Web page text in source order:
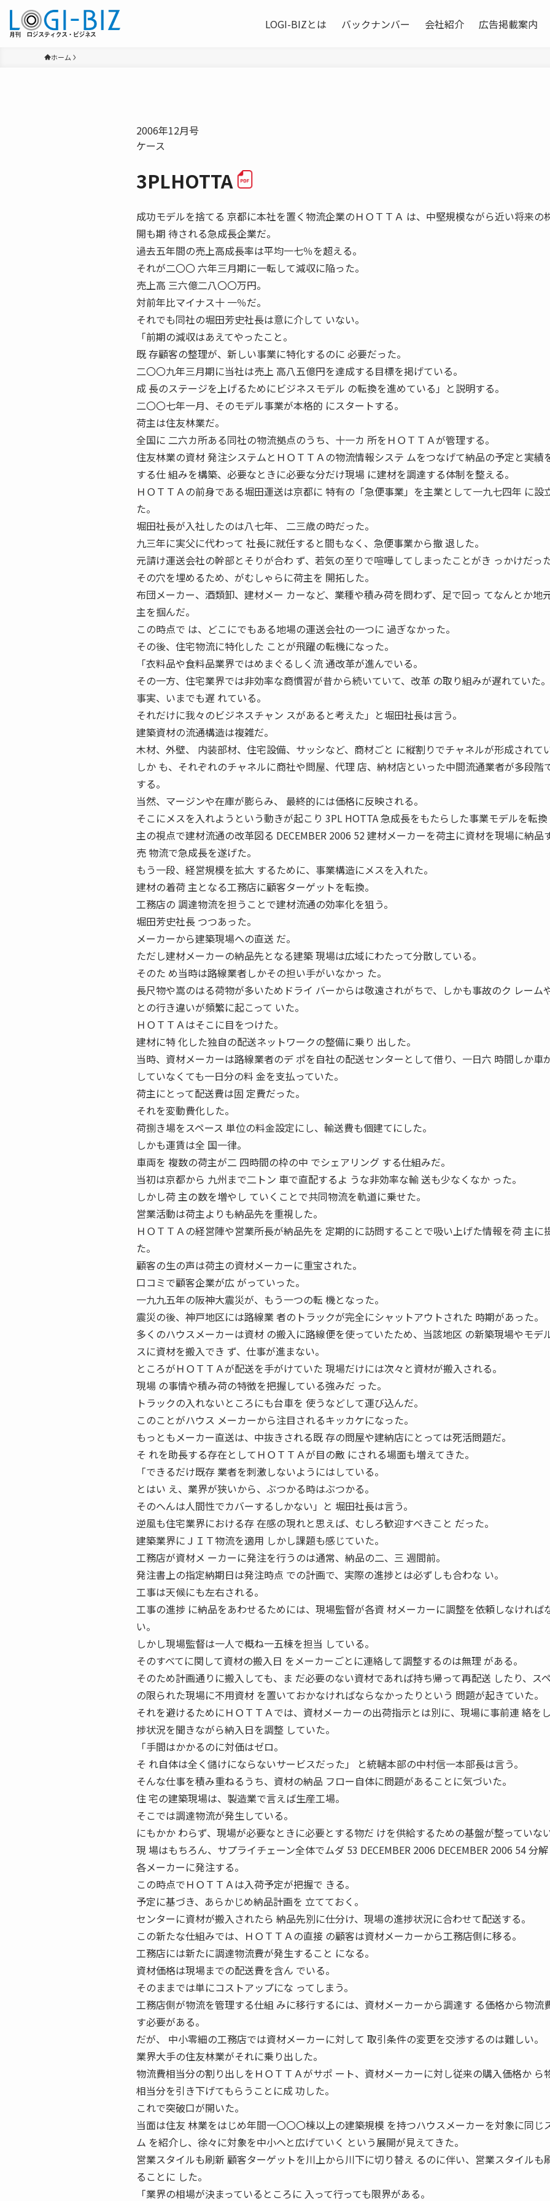
LOGI-BIZとは バックナンバー 会社紹介 広告掲載案内
ホーム
2006年12月号
ケース
3PLHOTTA
成功モデルを捨てる 京都に本社を置く物流企業のＨＯＴＴＡ は、中堅規模ながら近い将来の
開も期 待される急成長企業だ。
過去五年間の売上高成長率は平均一七％を超える。
それが二〇〇 六年三月期に一転して減収に陥った。
売上高 三六億二八〇〇万円。
対前年比マイナス十 一％だ。
それでも同社の堀田芳史社長は意に介して いない。
「前期の減収はあえてやったこと。
既 存顧客の整理が、新しい事業に特化するのに 必要だった。
二〇〇九年三月期に当社は売上 高八五億円を達成する目標を掲げている。
成 長のステージを上げるためにビジネスモデル の転換を進めている」と説明する。
二〇〇七年一月、そのモデル事業が本格的 にスタートする。
荷主は住友林業だ。
全国に 二六カ所ある同社の物流拠点のうち、十一カ 所をＨＯＴＴＡが管理する。
住友林業の資材 発注システムとＨＯＴＴＡの物流情報システ ムをつなげて納品の予定と実績
する仕 組みを構築、必要なときに必要な分だけ現場 に建材を調達する体制を整える。
ＨＯＴＴＡの前身である堀田運送は京都に 特有の「急便事業」を主業として一九七四年 に設
た。
堀田社長が入社したのは八七年、 二三歳の時だった。
九三年に実父に代わって 社長に就任すると間もなく、急便事業から撤 退した。
元請け運送会社の幹部とそりが合わ ず、若気の至りで喧嘩してしまったことがき っかけだっ
その穴を埋めるため、がむしゃらに荷主を 開拓した。
布団メーカー、酒類卸、建材メー カーなど、業種や積み荷を問わず、足で回っ てなんとか地
主を掴んだ。
この時点で は、どこにでもある地場の運送会社の一つに 過ぎなかった。
その後、住宅物流に特化した ことが飛躍の転機になった。
「衣料品や食料品業界ではめまぐるしく流 通改革が進んでいる。
その一方、住宅業界では非効率な商慣習が昔から続いていて、改革 の取り組みが遅れていた。
事実、いまでも遅 れている。
それだけに我々のビジネスチャン スがあると考えた」と堀田社長は言う。
建築資材の流通構造は複雑だ。
木材、外壁、 内装部材、住宅設備、サッシなど、商材ごと に縦割りでチャネルが形成されて
しか も、それぞれのチャネルに商社や問屋、代理 店、納材店といった中間流通業者が多段階
する。
当然、マージンや在庫が膨らみ、 最終的には価格に反映される。
そこにメスを入れようという動きが起こり 3PL HOTTA 急成長をもたらした事業モデルを転
主の視点で建材流通の改革図る DECEMBER 2006 52 建材メーカーを荷主に資材を現場に納品
売 物流で急成長を遂げた。
もう一段、経営規模を拡大 するために、事業構造にメスを入れた。
建材の着荷 主となる工務店に顧客ターゲットを転換。
工務店の 調達物流を担うことで建材流通の効率化を狙う。
堀田芳史社長 つつあった。
メーカーから建築現場への直送 だ。
ただし建材メーカーの納品先となる建築 現場は広域にわたって分散している。
そのた め当時は路線業者しかその担い手がいなかっ た。
長尺物や嵩のはる荷物が多いためドライ バーからは敬遠されがちで、しかも事故のク レーム
との行き違いが頻繁に起こって いた。
ＨＯＴＴＡはそこに目をつけた。
建材に特 化した独自の配送ネットワークの整備に乗り 出した。
当時、資材メーカーは路線業者のデ ポを自社の配送センターとして借り、一日六 時間しか車
していなくても一日分の料 金を支払っていた。
荷主にとって配送費は固 定費だった。
それを変動費化した。
荷捌き場をスペース 単位の料金設定にし、輸送費も個建てにした。
しかも運賃は全 国一律。
車両を 複数の荷主が二 四時間の枠の中 でシェアリング する仕組みだ。
当初は京都から 九州まで二トン 車で直配するよ うな非効率な輸 送も少なくなか った。
しかし荷 主の数を増やし ていくことで共同物流を軌道に乗せた。
営業活動は荷主よりも納品先を重視した。
ＨＯＴＴＡの経営陣や営業所長が納品先を 定期的に訪問することで吸い上げた情報を荷 主に
た。
顧客の生の声は荷主の資材メーカーに重宝された。
口コミで顧客企業が広 がっていった。
一九九五年の阪神大震災が、もう一つの転 機となった。
震災の後、神戸地区には路線業 者のトラックが完全にシャットアウトされた 時期があった。
多くのハウスメーカーは資材 の搬入に路線便を使っていたため、当該地区 の新築現場やモデ
スに資材を搬入でき ず、仕事が進まない。
ところがＨＯＴＴＡが配送を手がけていた 現場だけには次々と資材が搬入される。
現場 の事情や積み荷の特徴を把握している強みだ った。
トラックの入れないところにも台車を 使うなどして運び込んだ。
このことがハウス メーカーから注目されるキッカケになった。
もっともメーカー直送は、中抜きされる既 存の問屋や建納店にとっては死活問題だ。
そ れを助長する存在としてＨＯＴＴＡが目の敵 にされる場面も増えてきた。
「できるだけ既存 業者を刺激しないようにはしている。
とはい え、業界が狭いから、ぶつかる時はぶつかる。
そのへんは人間性でカバーするしかない」と 堀田社長は言う。
逆風も住宅業界における存 在感の現れと思えば、むしろ歓迎すべきこと だった。
建築業界にＪＩＴ物流を適用 しかし課題も感じていた。
工務店が資材メ ーカーに発注を行うのは通常、納品の二、三 週間前。
発注書上の指定納期日は発注時点 での計画で、実際の進捗とは必ずしも合わな い。
工事は天候にも左右される。
工事の進捗 に納品をあわせるためには、現場監督が各資 材メーカーに調整を依頼しなければ
い。
しかし現場監督は一人で概ね一五棟を担当 している。
そのすべてに関して資材の搬入日 をメーカーごとに連絡して調整するのは無理 がある。
そのため計画通りに搬入しても、ま だ必要のない資材であれば持ち帰って再配送 したり、ス
の限られた現場に不用資材 を置いておかなければならなかったりという 問題が起きていた。
それを避けるためにＨＯＴＴＡでは、資材メーカーの出荷指示とは別に、現場に事前連 絡を
捗状況を聞きながら納入日を調整 していた。
「手間はかかるのに対価はゼロ。
そ れ自体は全く儲けにならないサービスだった」 と統轄本部の中村信一本部長は言う。
そんな仕事を積み重ねるうち、資材の納品 フロー自体に問題があることに気づいた。
住 宅の建築現場は、製造業で言えば生産工場。
そこでは調達物流が発生している。
にもかか わらず、現場が必要なときに必要とする物だ けを供給するための基盤が整っていな
現 場はもちろん、サプライチェーン全体でムダ 53 DECEMBER 2006 DECEMBER 2006 54 分
各メーカーに発注する。
この時点でＨＯＴＴＡは入荷予定が把握で きる。
予定に基づき、あらかじめ納品計画を 立てておく。
センターに資材が搬入されたら 納品先別に仕分け、現場の進捗状況に合わせて配送する。
この新たな仕組みでは、ＨＯＴＴＡの直接 の顧客は資材メーカーから工務店側に移る。
工務店には新たに調達物流費が発生すること になる。
資材価格は現場までの配送費を含ん でいる。
そのままでは単にコストアップにな ってしまう。
工務店側が物流を管理する仕組 みに移行するには、資材メーカーから調達す る価格から物流
す必要がある。
だが、 中小零細の工務店では資材メーカーに対して 取引条件の変更を交渉するのは難しい。
業界大手の住友林業がそれに乗り出した。
物流費相当分の割り出しをＨＯＴＴＡがサポ ート、資材メーカーに対し従来の購入価格か ら
相当分を引き下げてもらうことに成 功した。
これで突破口が開いた。
当面は住友 林業をはじめ年間一〇〇〇棟以上の建築規模 を持つハウスメーカーを対象に同じ
ム を紹介し、徐々に対象を中小へと広げていく という展開が見えてきた。
営業スタイルも刷新 顧客ターゲットを川上から川下に切り替え るのに伴い、営業スタイルも
ることに した。
「業界の相場が決まっているところに 入って行っても限界がある。